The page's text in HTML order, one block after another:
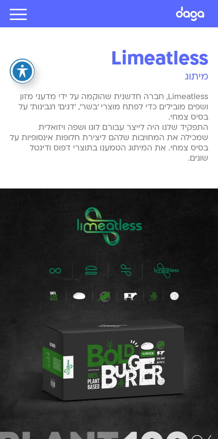
Limeatless
מיתוג
Limeatless, חברה חדשנית שהוקמה על ידי מדעני מזון
ושפים מובילים כדי לפתח מוצרי 'בשר', 'דגים' ו'גבינות' על
בסיס צמחי.
התפקיד שלנו היה לייצר עבורם לוגו ושפה ויזואלית
שמכילה את המחויבות שלהם ליצירת חלופות אינסופיות על
בסיס צמחי. את המיתוג הטמענו בתוצרי דפוס ודיגטל
שונים.